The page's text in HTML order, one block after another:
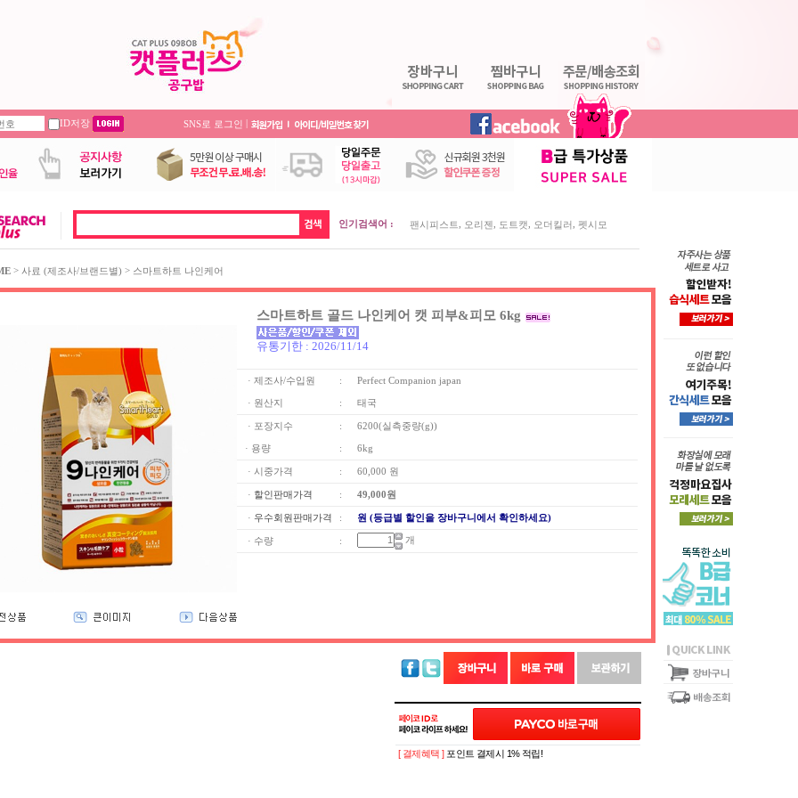
ID저장 SNS로 로그인 |
인기검색어 : 팬시피스트 오리젠 도트캣 오더킬러 펫시모
> 사료 (제조사/브랜드별) > 스마트하트 나인케어
스마트하트 골드 나인케어 캣 피부&피모 6kg
유통기한 : 2026/11/14
· 제조사/수입원 : Perfect Companion japan
· 원산지 : 태국
· 포장지수 : 6200(실측중량(g))
· 용량 : 6kg
· 시중가격 : 60,000 원
· 할인판매가격 : 49,000원
· 우수회원판매가격 : 원 (등급별 할인을 장바구니에서 확인하세요)
· 수량 : 개
[ 결제혜택 ] 포인트 결제시 1% 적립!